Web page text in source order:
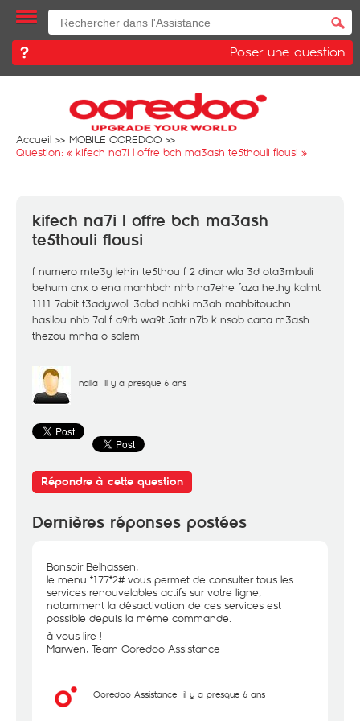
Poser une question
Accueil
MOBILE OOREDOO
Question: « kifech na7i l offre bch ma3ash te5thouli flousi »
kifech na7i l offre bch ma3ash
te5thouli flousi
f numero mte3y lehin te5thou f 2 dinar wla 3d ota3mlouli
behum cnx o ena manhbch nhb na7ehe faza hethy kalmt
1111 7abit t3adywoli 3abd nahki m3ah mahbitouchn
hasilou nhb 7al f a9rb wa9t 5atr n7b k nsob carta m3ash
thezou mnha o salem
halla il y a presque 6 ans
Répondre à cette question
Dernières réponses postées
Bonsoir Belhassen,
le menu *177*2# vous permet de consulter tous les
services renouvelables actifs sur votre ligne,
notamment la désactivation de ces services est
possible depuis la même commande.
à vous lire !
Marwen, Team Ooredoo Assistance
Ooredoo Assistance il y a presque 6 ans